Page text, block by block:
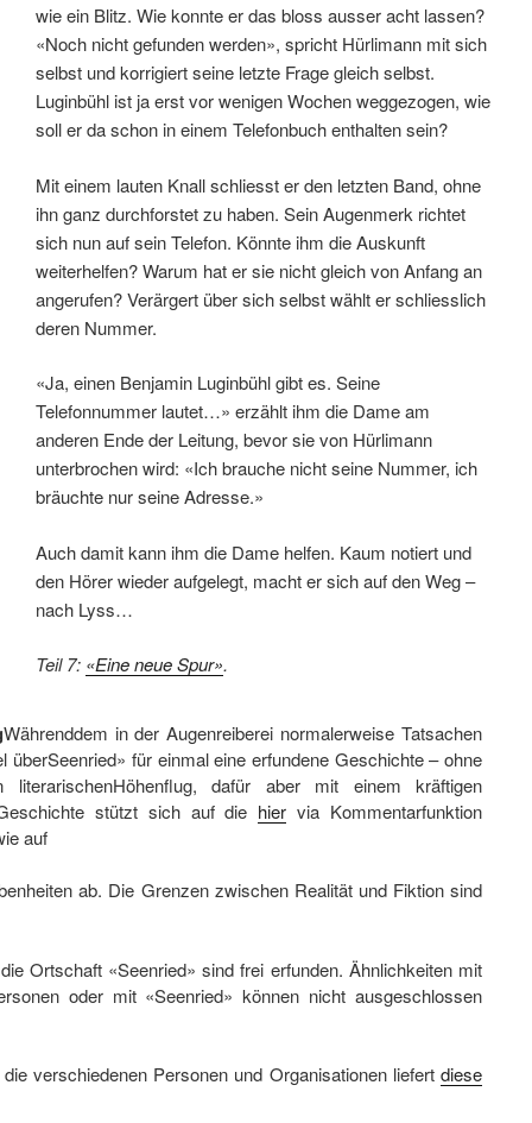
wie ein Blitz. Wie konnte er das bloss ausser acht lassen?
«Noch nicht gefunden werden», spricht Hürlimann mit sich
selbst und korrigiert seine letzte Frage gleich selbst.
Luginbühl ist ja erst vor wenigen Wochen weggezogen, wie
soll er da schon in einem Telefonbuch enthalten sein?
Mit einem lauten Knall schliesst er den letzten Band, ohne
ihn ganz durchforstet zu haben. Sein Augenmerk richtet
sich nun auf sein Telefon. Könnte ihm die Auskunft
weiterhelfen? Warum hat er sie nicht gleich von Anfang an
angerufen? Verärgert über sich selbst wählt er schliesslich
deren Nummer.
«Ja, einen Benjamin Luginbühl gibt es. Seine
Telefonnummer lautet…» erzählt ihm die Dame am
anderen Ende der Leitung, bevor sie von Hürlimann
unterbrochen wird: «Ich brauche nicht seine Nummer, ich
bräuchte nur seine Adresse.»
Auch damit kann ihm die Dame helfen. Kaum notiert und
den Hörer wieder aufgelegt, macht er sich auf den Weg –
nach Lyss…
Teil 7: «Eine neue Spur».
Währenddem in der Augenreiberei normalerweise Tatsachen
überSeenried» für einmal eine erfundene Geschichte – ohne
literarischenHöhenflug, dafür aber mit einem kräftigen
stützt sich auf die hier via Kommentarfunktion
auf
ab. Die Grenzen zwischen Realität und Fiktion sind
Ortschaft «Seenried» sind frei erfunden. Ähnlichkeiten mit
oder mit «Seenried» können nicht ausgeschlossen
verschiedenen Personen und Organisationen liefert diese